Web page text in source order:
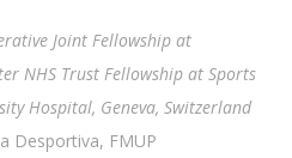
Joint Fellowship at
NHS Trust Fellowship at Sports
Hospital, Geneva, Switzerland
Desportiva, FMUP